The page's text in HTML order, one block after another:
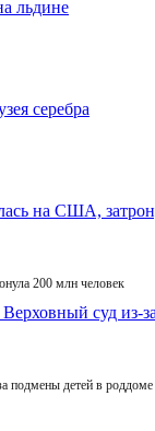
200 млн человек
детей в